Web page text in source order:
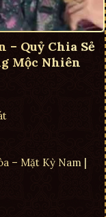
– Quỷ Chia Sẻ
Mộc Nhiên
– Mặt Kỳ Nam |